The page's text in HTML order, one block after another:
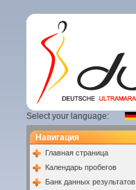
Select your language:
Навигация
Главная страница
Календарь пробегов
Банк данных результатов